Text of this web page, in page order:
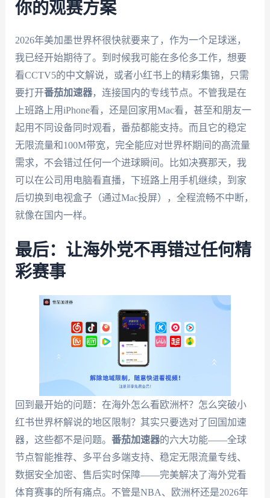
你的观赛方案
2026年美加墨世界杯很快就要来了，作为一个足球迷，
我已经开始期待了。到时候我可能在多伦多工作，想要
看CCTV5的中文解说，或者小红书上的精彩集锦，只需
要打开番茄加速器，连接国内的专线节点。不管我是在
上班路上用iPhone看，还是回家用Mac看，甚至和朋友一
起用不同设备同时观看，番茄都能支持。而且它的稳定
无限流量和100M带宽，完全能应对世界杯期间的高流量
需求，不会错过任何一个进球瞬间。比如决赛那天，我
可以在公司用电脑看直播，下班路上用手机继续，到家
后切换到电视盒子（通过Mac投屏），全程流畅不中断，
就像在国内一样。
最后：让海外党不再错过任何精
彩赛事
回到最开始的问题：在海外怎么看欧洲杯？怎么突破小
红书世界杯解说的地区限制？其实只要选对了回国加速
器，这些都不是问题。 番茄加速器的六大功能——全球
节点智能推荐、多平台多端支持、稳定无限流量专线、
数据安全加密、售后实时保障——完美解决了海外党看
体育赛事的所有痛点。不管是NBA、欧洲杯还是2026年